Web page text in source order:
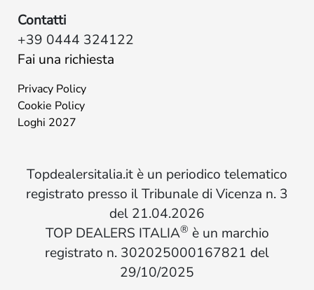
Contatti
+39 0444 324122
Fai una richiesta
Privacy Policy
Cookie Policy
Loghi 2027
Topdealersitalia.it è un periodico telematico
registrato presso il Tribunale di Vicenza n. 3
del 21.04.2026
TOP DEALERS ITALIA® è un marchio
registrato n. 302025000167821 del
29/10/2025